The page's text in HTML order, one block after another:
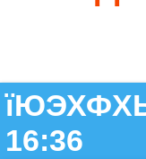
16:36